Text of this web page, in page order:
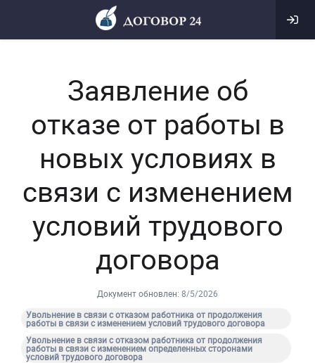
Заявление об
отказе от работы в
новых условиях в
связи с изменением
условий трудового
договора
Документ обновлен: 8/5/2026
Увольнение в связи с отказом работника от продолжения
работы в связи с изменением условий трудового договора
Увольнение в связи с отказом работника от продолжения
работы в связи с изменением определенных сторонами
условий трудового договора